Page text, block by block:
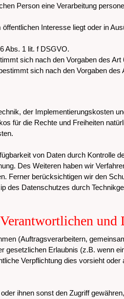
Person eine Verarbeitung
Interesse liegt oder in
Abs. 1 lit. f DSGVO.
sich nach den Vorgaben des Art
sich nach den Vorgaben des
der Implementierungskosten
für die Rechte und Freiheiten
von Daten durch Kontrolle
Des Weiteren haben wir
Ferner berücksichtigen wir den
des Datenschutzes durch
und
(Auftragsverarbeitern,
gesetzlichen Erlaubnis (z.B. wenn
Verpflichtung dies vorsieht
ihnen sonst den Zugriff